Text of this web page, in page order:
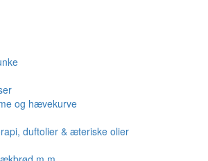
og hævekurve
duftolier & æteriske olier